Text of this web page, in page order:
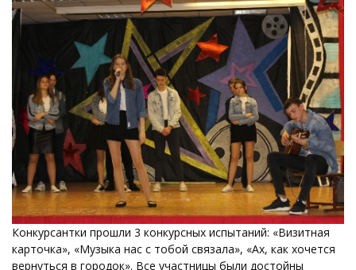
Конкурсантки прошли 3 конкурсных испытаний: «Визитная
карточка», «Музыка нас с тобой связала», «Ах, как хочется
вернуться в городок». Все участницы были достойны